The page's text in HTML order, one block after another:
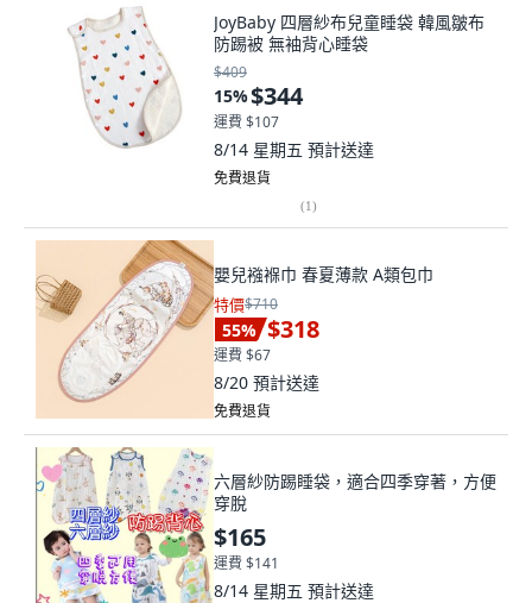
JoyBaby 四層紗布兒童睡袋 韓風皺布
防踢被 無袖背心睡袋
$409
15%$344
運費 $107
8/14 星期五 預計送達
免費退貨
(1)
嬰兒襁褓巾 春夏薄款 A類包巾
特價$710
55% $318
運費 $67
8/20 預計送達
免費退貨
六層紗防踢睡袋，適合四季穿著，方便
穿脫
$165
運費 $141
8/14 星期五 預計送達